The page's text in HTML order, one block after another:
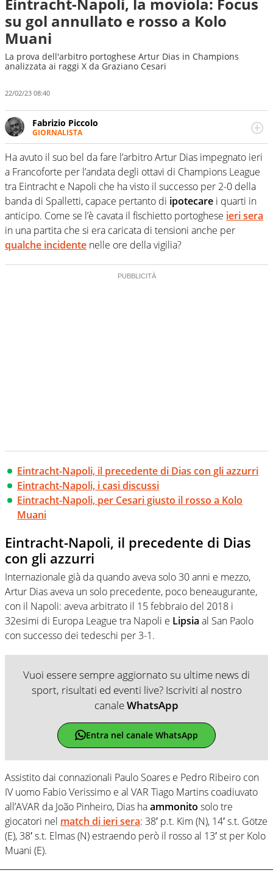
su gol annullato e rosso a Kolo
Muani
La prova dell'arbitro portoghese Artur Dias in Champions
analizzata ai raggi X da Graziano Cesari
22/02/23 08:40
Fabrizio Piccolo
GIORNALISTA
Nella sua carriera ha seguito numerose manifestazioni
sportive e collaborato con agenzie e testate. Esperienza,
competenza, conoscenza e memoria storica. Si occupa
prevalentemente di calcio
Ha avuto il suo bel da fare l’arbitro Artur Dias impegnato ieri
a Francoforte per l’andata degli ottavi di Champions League
tra Eintracht e Napoli che ha visto il successo per 2-0 della
banda di Spalletti, capace pertanto di ipotecare i quarti in
anticipo. Come se l’è cavata il fischietto portoghese ieri sera
in una partita che si era caricata di tensioni anche per
qualche incidente nelle ore della vigilia?
Eintracht-Napoli, il precedente di Dias con gli azzurri
Eintracht-Napoli, i casi discussi
Eintracht-Napoli, per Cesari giusto il rosso a Kolo
Muani
Eintracht-Napoli, il precedente di Dias
con gli azzurri
Internazionale già da quando aveva solo 30 anni e mezzo,
Artur Dias aveva un solo precedente, poco beneaugurante,
con il Napoli: aveva arbitrato il 15 febbraio del 2018 i
32esimi di Europa League tra Napoli e Lipsia al San Paolo
con successo dei tedeschi per 3-1.
Vuoi essere sempre aggiornato su ultime news di
sport, risultati ed eventi live? Iscriviti al nostro
canaleWhatsApp
Entra nel canale WhatsApp
Assistito dai connazionali Paulo Soares e Pedro Ribeiro con
IV uomo Fabio Verissimo e al VAR Tiago Martins coadiuvato
all’AVAR da João Pinheiro, Dias haammonito solo tre
giocatori nel match di ieri sera: 38′ p.t. Kim (N), 14′ s.t. Götze
(E), 38′ s.t. Elmas (N) estraendo però il rosso al 13′ st per Kolo
Muani (E).